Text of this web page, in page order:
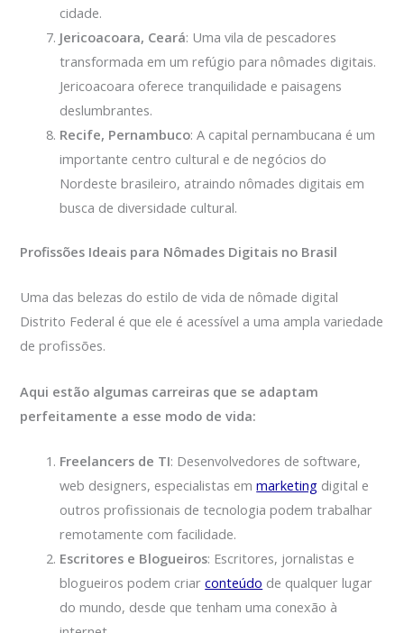
cidade.
Jericoacoara, Ceará: Uma vila de pescadores
transformada em um refúgio para nômades digitais.
Jericoacoara oferece tranquilidade e paisagens
deslumbrantes.
Recife, Pernambuco: A capital pernambucana é um
importante centro cultural e de negócios do
Nordeste brasileiro, atraindo nômades digitais em
busca de diversidade cultural.
Profissões Ideais para Nômades Digitais no Brasil
Uma das belezas do estilo de vida de nômade digital
Distrito Federal é que ele é acessível a uma ampla variedade
de profissões.
Aqui estão algumas carreiras que se adaptam
perfeitamente a esse modo de vida:
Freelancers de TI: Desenvolvedores de software,
web designers, especialistas emmarketing digital e
outros profissionais de tecnologia podem trabalhar
remotamente com facilidade.
Escritores e Blogueiros: Escritores, jornalistas e
blogueiros podem criarconteúdo de qualquer lugar
do mundo, desde que tenham uma conexão à